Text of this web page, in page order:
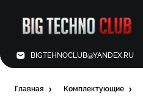
BIGTEHNOCLUB@YANDEX.RU
Главная Комплектующие